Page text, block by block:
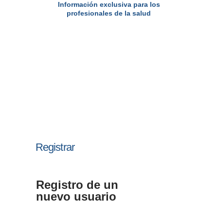
Información exclusiva para los
profesionales de la salud
Registrar
Registro de un
nuevo usuario